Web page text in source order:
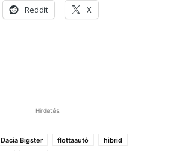
Reddit X
Hirdetés:
Dacia Bigster flottaautó
hibrid